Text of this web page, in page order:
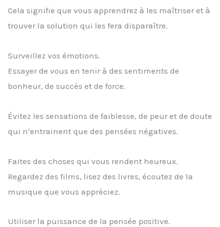
Cela signifie que vous apprendrez à les maîtriser et à
trouver la solution qui les fera disparaître.
Surveillez vos émotions.
Essayer de vous en tenir à des sentiments de
bonheur, de succès et de force.
Évitez les sensations de faiblesse, de peur et de doute
qui n’entrainent que des pensées négatives.
Faites des choses qui vous rendent heureux.
Regardez des films, lisez des livres, écoutez de la
musique que vous appréciez.
Utiliser la puissance de la pensée positive.